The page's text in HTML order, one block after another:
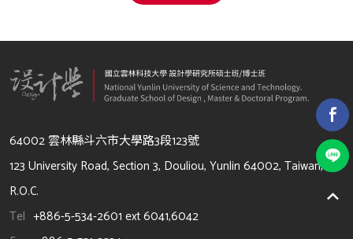
64002 雲林縣斗六市大學路3段123號
123 University Road, Section 3, Douliou, Yunlin 64002, Taiwan,
R.O.C.
Tel +886-5-534-2601 ext 6041,6042